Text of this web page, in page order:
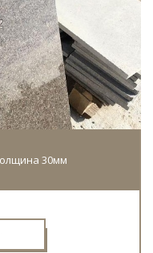
30мм